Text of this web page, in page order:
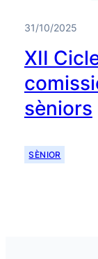
31/10/2025
XII
sèniors
SÈNIOR